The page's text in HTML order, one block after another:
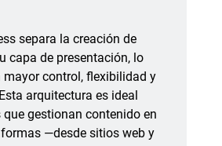
separa la creación de
capa de presentación, lo
mayor control, flexibilidad y
arquitectura es ideal
que gestionan contenido en
—desde sitios web y